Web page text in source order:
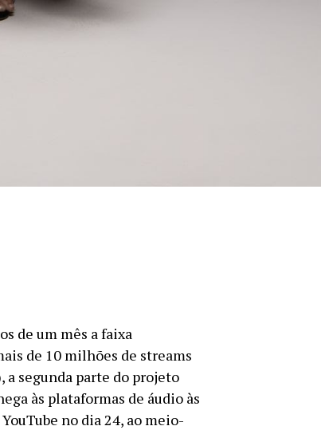
de um mês a faixa
de 10 milhões de streams
segunda parte do projeto
às plataformas de áudio às
no dia 24, ao meio-